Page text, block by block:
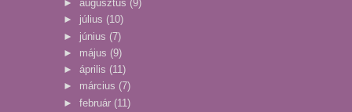
► augusztus (9)
► július (10)
► június (7)
► május (9)
► április (11)
► március (7)
► február (11)